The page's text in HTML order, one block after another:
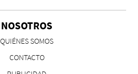
NOSOTROS
QUIÉNES SOMOS
CONTACTO